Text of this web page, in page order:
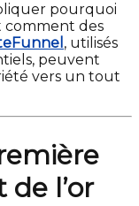
pourquoi
comment des
, utilisés
peuvent
vers un tout
l’or